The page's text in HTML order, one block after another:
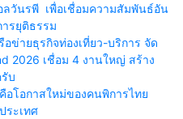
วันรพี เพื่อเชื่อมความสัมพันธ์อัน
รยุติธรรม
ข่ายธุรกิจท่องเที่ยว-บริการ จัด
2026 เชื่อม 4 งานใหญ่ สร้าง
บ
โอกาสใหม่ของคนพิการไทย
ระเทศ